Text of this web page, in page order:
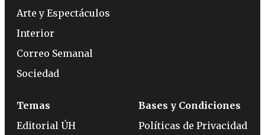
Arte y Espectáculos
Interior
Correo Semanal
Sociedad
Temas
Editorial ÚH
Bases y Condiciones
Políticas de Privacidad